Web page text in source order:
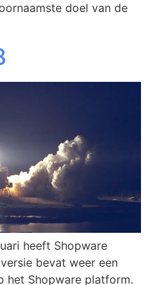
doel van de
heeft Shopware
bevat weer een
het Shopware platform.